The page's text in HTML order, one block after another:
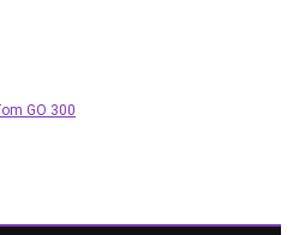
GO 300